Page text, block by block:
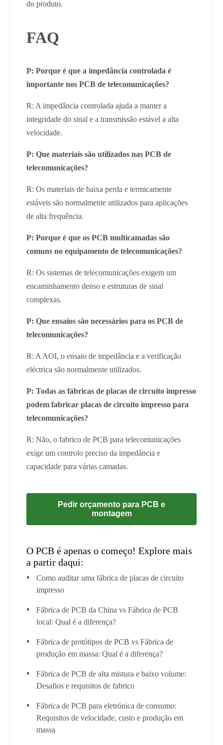
do produto.
FAQ
P: Porque é que a impedância controlada é
importante nos PCB de telecomunicações?
R: A impedância controlada ajuda a manter a
integridade do sinal e a transmissão estável a alta
velocidade.
P: Que materiais são utilizados nas PCB de
telecomunicações?
R: Os materiais de baixa perda e termicamente
estáveis são normalmente utilizados para aplicações
de alta frequência.
P: Porque é que os PCB multicamadas são
comuns no equipamento de telecomunicações?
R: Os sistemas de telecomunicações exigem um
encaminhamento denso e estruturas de sinal
complexas.
P: Que ensaios são necessários para os PCB de
telecomunicações?
R: A AOI, o ensaio de impedância e a verificação
eléctrica são normalmente utilizados.
P: Todas as fábricas de placas de circuito impresso
podem fabricar placas de circuito impresso para
telecomunicações?
R: Não, o fabrico de PCB para telecomunicações
exige um controlo preciso da impedância e
capacidade para várias camadas.
Pedir orçamento para PCB e
montagem
O PCB é apenas o começo! Explore mais
a partir daqui:
Como auditar uma fábrica de placas de circuito
impresso
Fábrica de PCB da China vs Fábrica de PCB
local: Qual é a diferença?
Fábrica de protótipos de PCB vs Fábrica de
produção em massa: Qual é a diferença?
Fábrica de PCB de alta mistura e baixo volume:
Desafios e requisitos de fabrico
Fábrica de PCB para eletrónica de consumo:
Requisitos de velocidade, custo e produção em
massa